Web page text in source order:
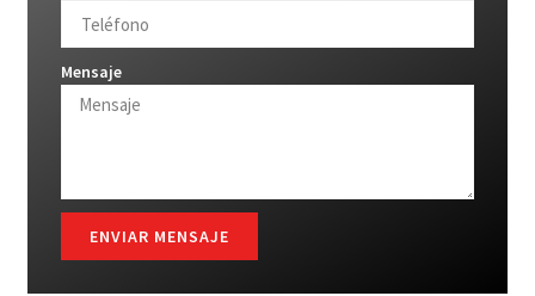
Mensaje
ENVIAR MENSAJE